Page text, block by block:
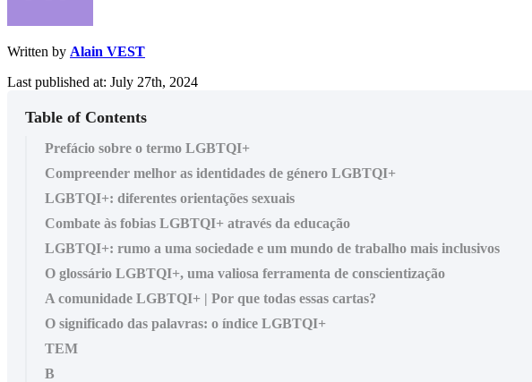
Written by Alain VEST
Last published at: July 27th, 2024
Table of Contents
Prefácio sobre o termo LGBTQI+
Compreender melhor as identidades de género LGBTQI+
LGBTQI+: diferentes orientações sexuais
Combate às fobias LGBTQI+ através da educação
LGBTQI+: rumo a uma sociedade e um mundo de trabalho mais inclusivos
O glossário LGBTQI+, uma valiosa ferramenta de conscientização
A comunidade LGBTQI+ | Por que todas essas cartas?
O significado das palavras: o índice LGBTQI+
TEM
B